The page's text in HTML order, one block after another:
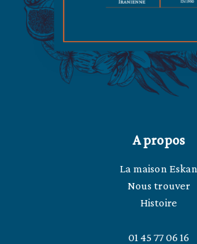
A propos
La maison Eskan
Nous trouver
Histoire
01 45 77 06 16